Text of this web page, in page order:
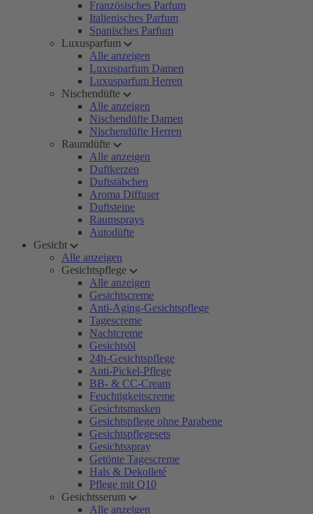
Französisches Parfum
Italienisches Parfum
Spanisches Parfum
Luxusparfum
Alle anzeigen
Luxusparfum Damen
Luxusparfum Herren
Nischendüfte
Alle anzeigen
Nischendüfte Damen
Nischendüfte Herren
Raumdüfte
Alle anzeigen
Duftkerzen
Duftstäbchen
Aroma Diffuser
Duftsteine
Raumsprays
Autodüfte
Gesicht
Alle anzeigen
Gesichtspflege
Alle anzeigen
Gesichtscreme
Anti-Aging-Gesichtspflege
Tagescreme
Nachtcreme
Gesichtsöl
24h-Gesichtspflege
Anti-Pickel-Pflege
BB- & CC-Cream
Feuchtigkeitscreme
Gesichtsmasken
Gesichtspflege ohne Parabene
Gesichtspflegesets
Gesichtsspray
Getönte Tagescreme
Hals & Dekolleté
Pflege mit Q10
Gesichtsserum
Alle anzeigen